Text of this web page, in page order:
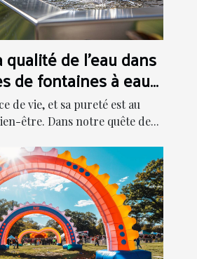
de l'eau dans
de fontaines à eau
de vie, et sa pureté est au
être. Dans notre quête de...